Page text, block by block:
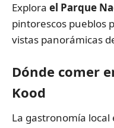
Explora el Parque
pintorescos pueblos
vistas panorámicas
Dónde comer
Kood
La gastronomía